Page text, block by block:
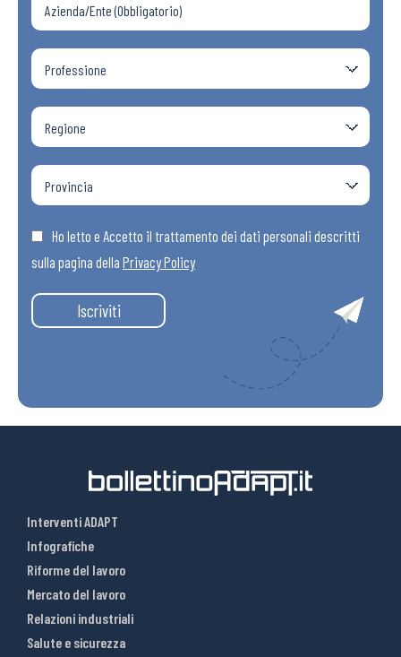
Ho letto e Accetto il trattamento dei dati personali descritti
sulla pagina della Privacy Policy
Iscriviti
Interventi ADAPT
Infografiche
Riforme del lavoro
Mercato del lavoro
Relazioni industriali
Salute e sicurezza